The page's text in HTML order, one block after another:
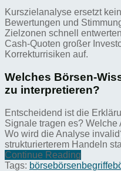
Kurszielanalyse ersetzt
Bewertungen und
Zielzonen schnell
Cash-Quoten großer
Korrekturrisiken auf.
Welches Börsen-
zu interpretieren?
Entscheidend ist die
Signale tragen es?
Wo wird die Analyse
strukturierterem Handeln
Continue Reading
Tags: börsebörsenbegriffe